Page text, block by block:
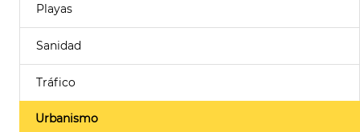
Playas
Sanidad
Tráfico
Urbanismo